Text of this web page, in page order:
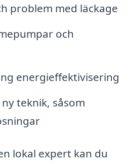
problem med läckage
och
energieffektivisering
teknik, såsom
lokal expert kan du